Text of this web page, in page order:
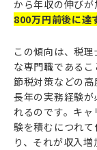
から年収の伸びが
800万円前後に達
この傾向は、税
な専門職である
節税対策などの高
長年の実務経験
れるのです。キ
験を積むにつれ
り、それが収入増